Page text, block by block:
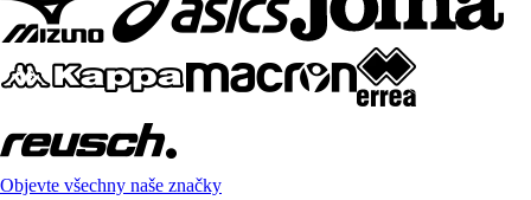
Objevte všechny naše značky